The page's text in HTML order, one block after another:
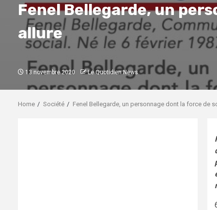
Fenel Bellegarde, un
allure
13 novembre 2020 Le Quotidien News
Home Société Fenel Bellegarde, un personnage dont la force de